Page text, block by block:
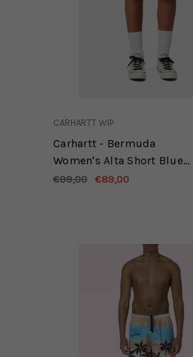
CARHARTT WIP
Carhartt - Bermuda
Women's Alta Short Blue
Dark used wash
€99,00 €89,00